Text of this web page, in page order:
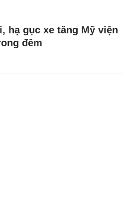
hạ gục xe tăng Mỹ viện
đêm